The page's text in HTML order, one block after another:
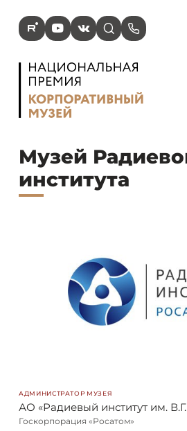
R Y V s p
Музей
института
АДМИНИСТРАТОР МУЗЕЯ
АО «Радиевый институт им.
Госкорпорация «Росатом»